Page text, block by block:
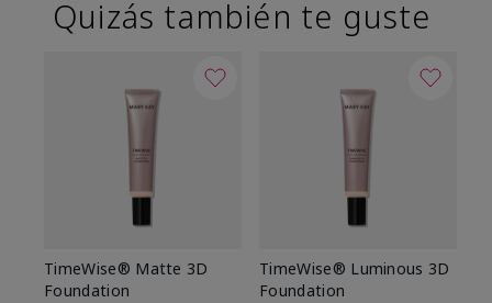
Quizás también te guste
TimeWise® Matte 3D
Foundation
TimeWise® Luminous 3D
Foundation